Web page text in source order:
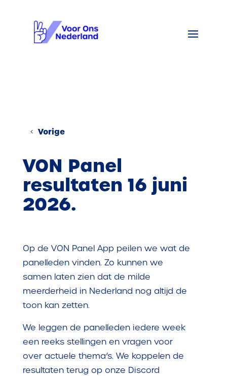
Vorige
VON Panel
resultaten 16 juni
2026.
Op de VON Panel App peilen we wat de
panelleden vinden. Zo kunnen we
samen laten zien dat de milde
meerderheid in Nederland nog altijd de
toon kan zetten.
We leggen de panelleden iedere week
een reeks stellingen en vragen voor
over actuele thema’s. We koppelen de
resultaten terug op onze Discord